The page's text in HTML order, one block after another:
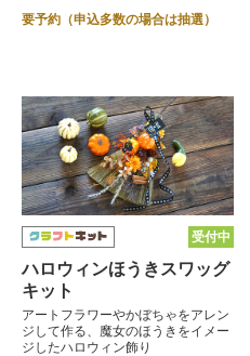
要予約（申込多数の場合は抽選）
受付中
ハロウィンほうきスワッグ
キット
アートフラワーやかぼちゃをアレン
ジして作る、魔女のほうきをイメー
ジしたハロウィン飾り